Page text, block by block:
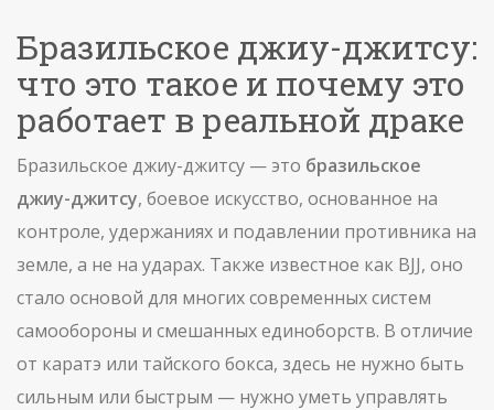
Бразильское джиу-джитсу:
что это такое и почему это
работает в реальной драке
Бразильское джиу-джитсу — это бразильское
джиу-джитсу, боевое искусство, основанное на
контроле, удержаниях и подавлении противника на
земле, а не на ударах. Также известное как BJJ, оно
стало основой для многих современных систем
самообороны и смешанных единоборств. В отличие
от каратэ или тайского бокса, здесь не нужно быть
сильным или быстрым — нужно уметь управлять